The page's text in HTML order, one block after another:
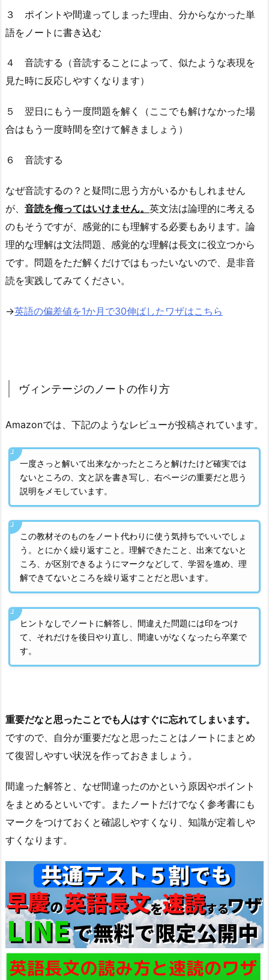
３ ポイントや間違ってしまった理由、分からなかった単
語をノートに書き込む
４ 音読する（音読することによって、似たような表現を
見た時に反応しやすくなります）
５ 翌日にもう一度問題を解く（ここでも解けなかった場
合はもう一度時間を空けて解きましょう）
６ 音読する
なぜ音読するの？と疑問に思う方がいるかもしれません
が、 音読を侮ってはいけません。 英文法は論理的に考える
のもそうですが、感覚的にも理解する必要もあります。論
理的な理解は文法問題、感覚的な理解は長文に役立つから
です。問題をただ解くだけではもったいないので、是非音
読を実践してみてください。
→英語の偏差値を1か月で30伸ばしたワザはこちら
ヴィンテージのノートの作り方
Amazonでは、下記のようなレビューが投稿されています。
一度さっと解いて出来なかったところと解けたけど確実では
ないところの、文と訳を書き写し、右ページの重要だと思う
説明をメモしています。
この教材そのものをノート代わりに使う気持ちでいいでしょ
う。とにかく繰り返すこと。理解できたこと、出来てないと
ころ、が区別できるようにマークなどして、学習を進め、理
解できてないところを繰り返すことだと思います。
ヒントなしでノートに解答し、間違えた問題には印をつけ
て、それだけを後日やり直し、間違いがなくなったら卒業で
す。
重要だなと思ったことでも人はすぐに忘れてしまいます。
ですので、自分が重要だなと思ったことはノートにまとめ
て復習しやすい状況を作っておきましょう。
間違った解答と、なぜ間違ったのかという原因やポイント
をまとめるといいです。またノートだけでなく参考書にも
マークをつけておくと確認しやすくなり、知識が定着しや
すくなります。